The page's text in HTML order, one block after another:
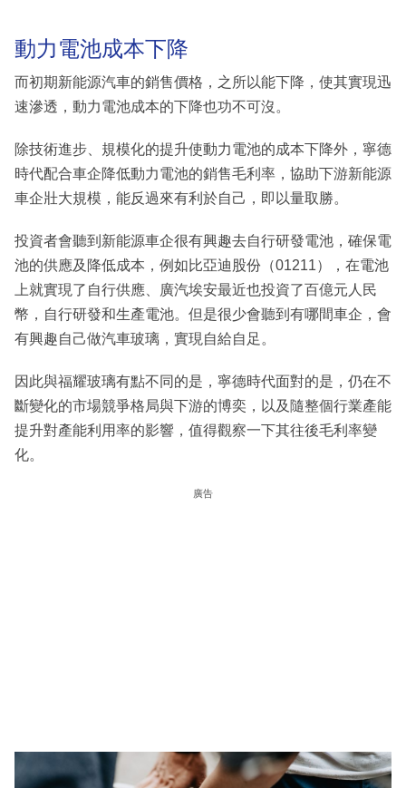
動力電池成本下降
而初期新能源汽車的銷售價格，之所以能下降，使其實現迅
速滲透，動力電池成本的下降也功不可沒。
除技術進步、規模化的提升使動力電池的成本下降外，寧德
時代配合車企降低動力電池的銷售毛利率，協助下游新能源
車企壯大規模，能反過來有利於自己，即以量取勝。
投資者會聽到新能源車企很有興趣去自行研發電池，確保電
池的供應及降低成本，例如比亞迪股份（01211），在電池
上就實現了自行供應、廣汽埃安最近也投資了百億元人民
幣，自行研發和生產電池。但是很少會聽到有哪間車企，會
有興趣自己做汽車玻璃，實現自給自足。
因此與福耀玻璃有點不同的是，寧德時代面對的是，仍在不
斷變化的市場競爭格局與下游的博奕，以及隨整個行業產能
提升對產能利用率的影響，值得觀察一下其往後毛利率變
化。
廣告